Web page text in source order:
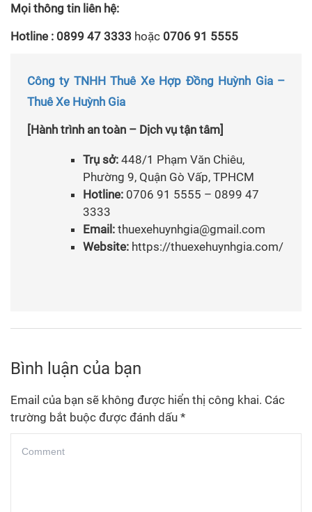
Mọi thông tin liên hệ:
Hotline : 0899 47 3333 hoặc 0706 91 5555
Công ty TNHH Thuê Xe Hợp Đồng Huỳnh Gia –
Thuê Xe Huỳnh Gia
[Hành trình an toàn – Dịch vụ tận tâm]
Trụ sở: 448/1 Phạm Văn Chiêu,
Phường 9, Quận Gò Vấp, TPHCM
Hotline: 0706 91 5555 – 0899 47
3333
Email: thuexehuynhgia@gmail.com
Website: https://thuexehuynhgia.com/
Bình luận của bạn
Email của bạn sẽ không được hiển thị công khai. Các
trường bắt buộc được đánh dấu *